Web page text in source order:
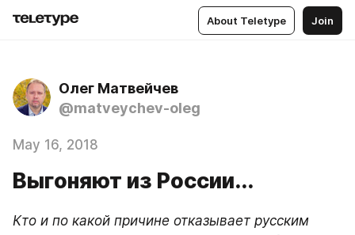
About Teletype Join
Олег Матвейчев
@matveychev-oleg
May 16, 2018
Выгоняют из России...
Кто и по какой причине отказывает русским